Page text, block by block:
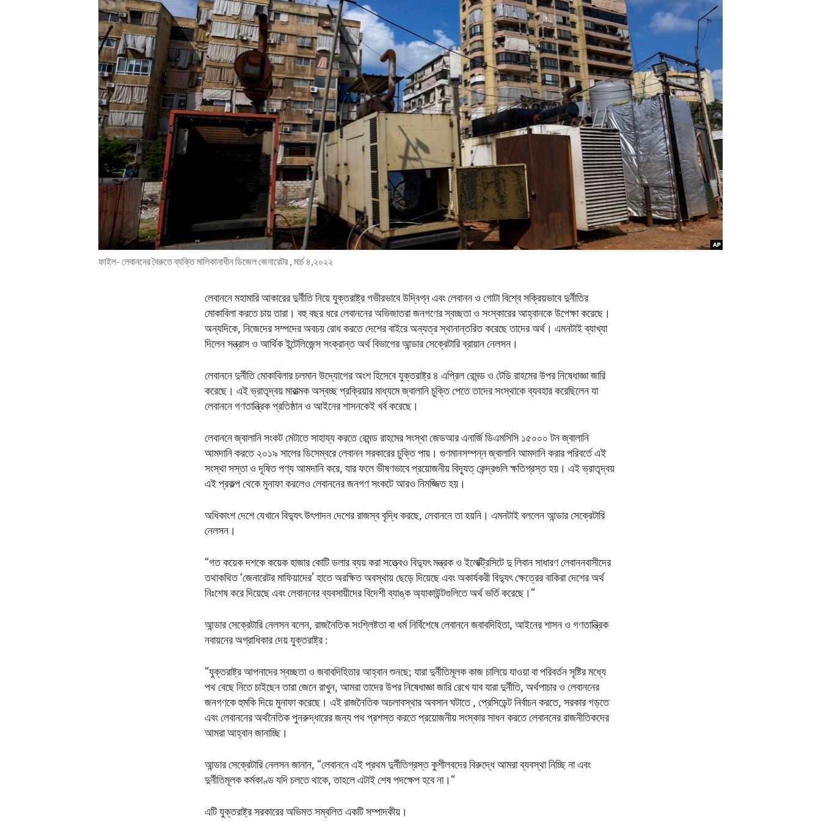
IDEALS AND INSTITUTIONS
ফাইল- লেবাননের বৈরুতে ব্যক্তি মালিকানাধীন ডিজেল জেনারেটর , মার্চ ৪,২০২২
লেবাননে মহামারি আকারের দুর্নীতি নিয়ে যুক্তরাষ্ট্র গভীরভাবে উদ্বিগ্ন এবং লেবানন ও গোটা বিশ্বে সক্রিয়ভাবে দুর্নীতির
মোকাবিলা করতে চায় তারা। বহু বছর ধরে লেবাননের অভিজাতরা জনগণের স্বচ্ছতা ও সংস্কারের আহ্বানকে উপেক্ষা করেছে।
অন্যদিকে, নিজেদের সম্পদের অবচয় রোধ করতে দেশের বাইরে অন্যত্র স্থানান্তরিত করেছে তাদের অর্থ। এমনটাই ব্যাখ্যা
দিলেন সন্ত্রাস ও আর্থিক ইন্টেলিজেন্স সংক্রান্ত অর্থ বিভাগের আন্ডার সেক্রেটারি ব্রায়ান নেলসন।
লেবাননে দুর্নীতি মোকাবিলার চলমান উদ্যোগের অংশ হিসেবে যুক্তরাষ্ট্র ৪ এপ্রিল রেমন্ড ও টেডি রাহমের উপর নিষেধাজ্ঞা জারি
করেছে। এই ভ্রাতৃদ্বয় মারাত্মক অস্বচ্ছ প্রক্রিয়ার মাধ্যমে জ্বালানি চুক্তি পেতে তাদের সংস্থাকে ব্যবহার করেছিলেন যা
লেবাননে গণতান্ত্রিক প্রতিষ্ঠান ও আইনের শাসনকেই খর্ব করেছে।
লেবাননে জ্বালানি সংকট মেটাতে সাহায্য করতে রেমন্ড রাহমের সংস্থা জেডআর এনার্জি ডিএমসিসি ১৫০০০ টন জ্বালানি
আমদানি করতে ২০১৯ সালের ডিসেম্বরে লেবানন সরকারের চুক্তি পায়। গুণমানসম্পন্ন জ্বালানি আমদানি করার পরিবর্তে এই
সংস্থা সস্তা ও দূষিত পণ্য আমদানি করে, যার ফলে ভীষণভাবে প্রয়োজনীয় বিদ্যূত্ কেন্দ্রগুলি ক্ষতিগ্রস্ত হয়। এই ভ্রাতৃদ্বয়
এই প্রকল্প থেকে মুনাফা করলেও লেবাননের জনগণ সংকটে আরও নিমজ্জিত হয়।
অধিকাংশ দেশে যেখানে বিদ্যুৎ উৎপাদন দেশের রাজস্ব বৃদ্ধি করছে, লেবাননে তা হয়নি। এমনটাই বললেন আন্ডার সেক্রেটারি
নেলসন।
“গত কয়েক দশকে কয়েক হাজার কোটি ডলার ব্যয় করা সত্ত্বেও বিদ্যুৎ মন্ত্রক ও ইলেক্ট্রিসিটে দু লিবান সাধারণ লেবাননবাসীদের
তথাকথিত ‘জেনারেটর মাফিয়াদের’ হাতে অরক্ষিত অবস্থায় ছেড়ে দিয়েছে এবং অকার্যকরী বিদ্যুৎ ক্ষেত্রের বাকিরা দেশের অর্থ
নিঃশেষ করে দিয়েছে এবং লেবাননের ব্যবসায়ীদের বিদেশী ব্যাঙ্ক অ্যাকাউন্টগুলিতে অর্থ ভর্তি করেছে।“
আন্ডার সেক্রেটারি নেলসন বলেন, রাজনৈতিক সংশ্লিষ্টতা বা ধর্ম নির্বিশেষে লেবাননে জবাবদিহিতা, আইনের শাসন ও গণতান্ত্রিক
নবায়নের অগ্রাধিকার দেয় যুক্তরাষ্ট্র :
“যুক্তরাষ্ট্র আপনাদের স্বচ্ছতা ও জবাবদিহিতার আহ্বান শুনছে; যারা দুর্নীতিমূলক কাজ চালিয়ে যাওয়া বা পরিবর্তন সৃষ্টির মধ্যে
পথ বেছে নিতে চাইছেন তারা জেনে রাখুন, আমরা তাদের উপর নিষেধাজ্ঞা জারি রেখে যাব যারা দুর্নীতি, অর্থপাচার ও লেবাননের
জনগণকে হুমকি দিয়ে মুনাফা করেছে। এই রাজনৈতিক অচলাবস্থার অবসান ঘটাতে , প্রেসিডেন্ট নির্বাচন করতে, সরকার গড়তে
এবং লেবাননের অর্থনৈতিক পুনরুদ্ধারের জন্য পথ প্রশস্ত করতে প্রয়োজনীয় সংস্কার সাধন করতে লেবাননের রাজনীতিকদের
আমরা আহ্বান জানাচ্ছি।
আন্ডার সেক্রেটারি নেলসন জানান, “লেবাননে এই প্রথম দুর্নীতিগ্রস্ত কুশীলবদের বিরুদ্ধে আমরা ব্যবস্থা নিচ্ছি না এবং
দুর্নীতিমূলক কর্মকাণ্ড যদি চলতে থাকে, তাহলে এটাই শেষ পদক্ষেপ হবে না।“
এটি যুক্তরাষ্ট্র সরকারের অভিমত সম্বলিত একটি সম্পাদকীয়।